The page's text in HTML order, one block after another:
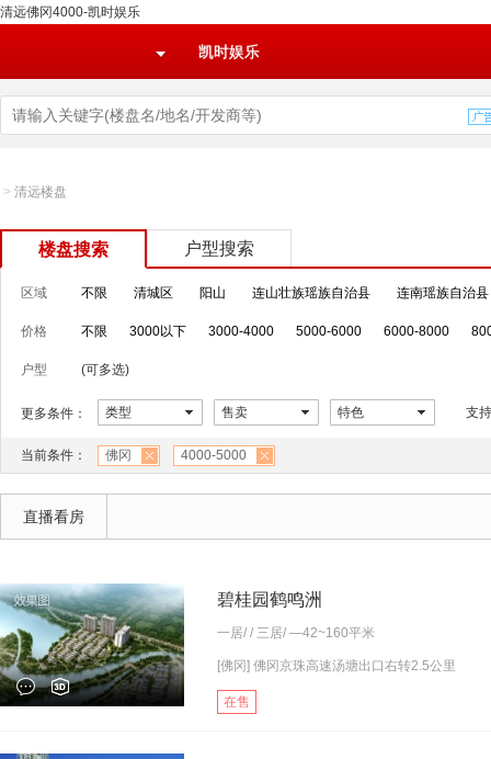
清远佛冈4000-凯时娱乐
凯时娱乐
> 清远楼盘
楼盘搜索 户型搜索
区域 不限 清城区 阳山 连山壮族瑶族自治县 连南瑶族自治县
价格 不限 3000以下 3000-4000 5000-6000 6000-8000
户型 (可多选)
更多条件： 类型 售卖 特色 支
当前条件： 佛冈 4000-5000
直播看房
碧桂园鹤鸣洲
一居/ / 三居/ —42~160平米
[佛冈] 佛冈京珠高速汤塘出口右转2.5公里
在售